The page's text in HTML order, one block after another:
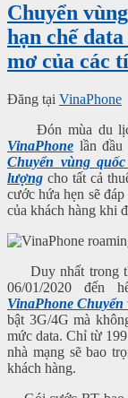
Chuyển
hạn chế
mơ của các
Đăng tại VinaPhone
Đón mùa du
VinaPhone lần
Chuyển vùng
lượng cho tất cả
cước hứa hẹn sẽ
của khách hàng khi
Duy nhất trong
06/01/2020 đến
VinaPhone Chuyển
bật 3G/4G mà
mức data. Chỉ từ
nhà mạng sẽ bao
khách hàng.